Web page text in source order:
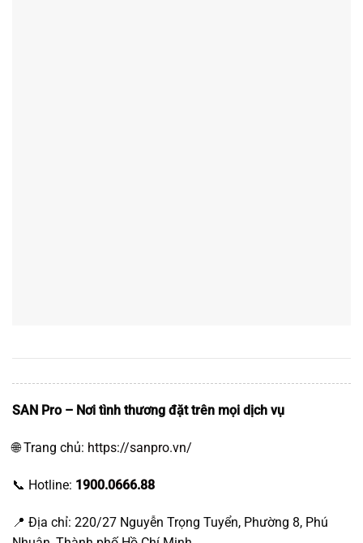
#ChamSocNguoiGiaTaiNha #ChamSocNguoiBenhTaiNha
#GiupViecNha
#thegioinguoigiatv #aodaiongba #duyendangthanggieng